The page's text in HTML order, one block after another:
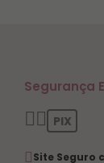
Segurança
PIX
Site Seguro